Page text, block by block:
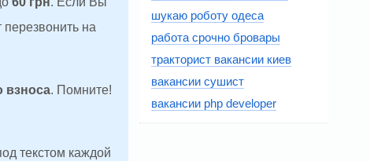
на
взноса. Помните!
текстом каждой
шукаю роботу одеса
работа срочно бровары
тракторист вакансии киев
вакансии сушист
вакансии php developer